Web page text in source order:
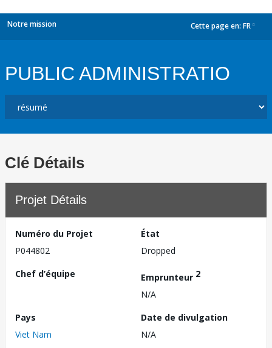
Notre mission Cette page en: FR
PUBLIC ADMINISTRATIO
Clé Détails
Projet Détails
Numéro du Projet
P044802
État
Dropped
Chef d’équipe
Emprunteur 2
N/A
Pays
Viet Nam
Date de divulgation
N/A